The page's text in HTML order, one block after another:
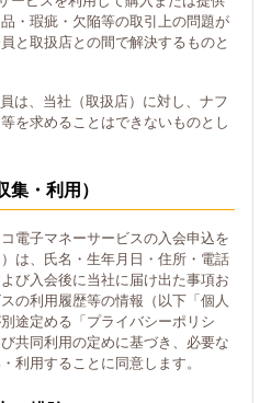
・瑕疵・欠陥等の取引上の問題が
と取扱店との間で解決するものと
は、当社（取扱店）に対し、ナフ
を求めることはできないものとし
・利用）
電子マネーサービスの入会申込を
は、氏名・生年月日・住所・電話
び入会後に当社に届け出た事項お
の利用履歴等の情報（以下「個人
途定める「プライバシーポリシ
共同利用の定めに基づき、必要な
利用することに同意します。